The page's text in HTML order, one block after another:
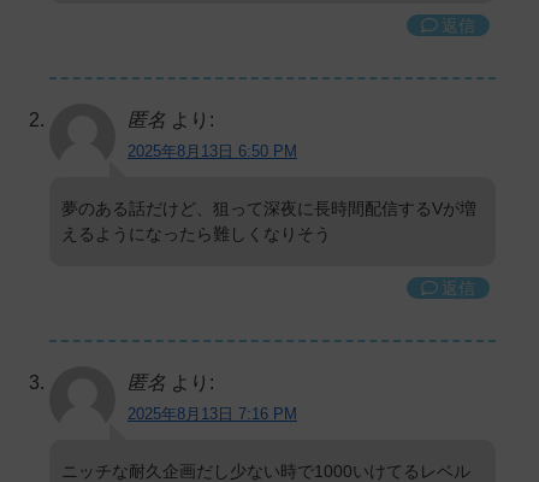
返信
匿名 より:
2025年8月13日 6:50 PM
夢のある話だけど、狙って深夜に長時間配信するVが増
えるようになったら難しくなりそう
返信
匿名 より:
2025年8月13日 7:16 PM
ニッチな耐久企画だし少ない時で1000いけてるレベル